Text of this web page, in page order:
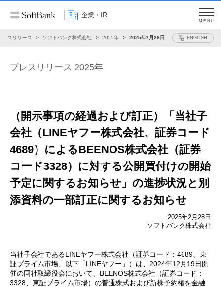
企業・IR
MENU
レスリリース ソフトバンク株式会社 2025年 2025年2月28日 ENGLISH
プレスリリース 2025年
（開示事項の経過および訂正）
「当社子
会社（LINEヤフー株式会社、証券コード
4689） によるBEENOS株式会社（証券
コード3328）に対する公開買付けの開始
予定に関するお知らせ」の進捗状況と別
添資料の一部訂正に関するお知らせ
2025年2月28日
ソフトバンク株式会社
当社子会社であるLINEヤフー株式会社（証券コード：4689、東
証プライム市場、以下「LINEヤフー」）は、2024年12月19日開
催の同社取締役会において、BEENOS株式会社（証券コード：
3328、東証プライム市場）の普通株式および新株予約権を金融